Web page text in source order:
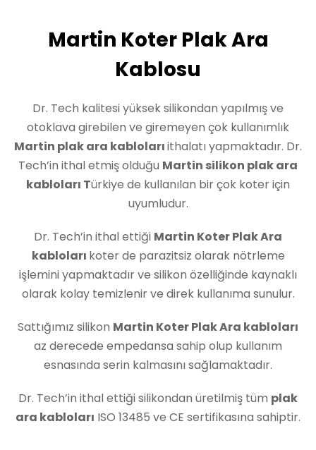
Martin Koter Plak Ara
Kablosu
Dr. Tech kalitesi yüksek silikondan yapılmış ve
otoklava girebilen ve giremeyen çok kullanımlık
Martin plak ara kablolarıithalatı yapmaktadır. Dr.
Tech’in ithal etmiş olduğu Martin silikon plak ara
kabloları Türkiye de kullanılan bir çok koter için
uyumludur.
Dr. Tech’in ithal ettiği Martin Koter Plak Ara
kabloları koter de parazitsiz olarak nötrleme
işlemini yapmaktadır ve silikon özelliğinde kaynaklı
olarak kolay temizlenir ve direk kullanıma sunulur.
Sattığımız silikon Martin Koter Plak Ara kabloları
az derecede empedansa sahip olup kullanım
esnasında serin kalmasını sağlamaktadır.
Dr. Tech’in ithal ettiği silikondan üretilmiş tüm plak
ara kabloları ISO 13485 ve CE sertifikasına sahiptir.